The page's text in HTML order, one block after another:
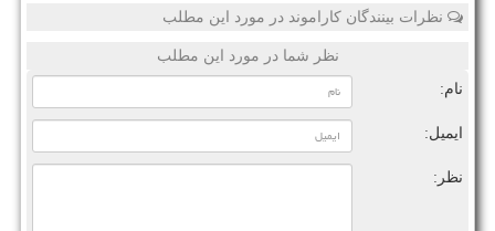
نظرات بینندگان کاراموند در مورد این مطلب
نظر شما در مورد این مطلب
نام:
ایمیل:
نظر: